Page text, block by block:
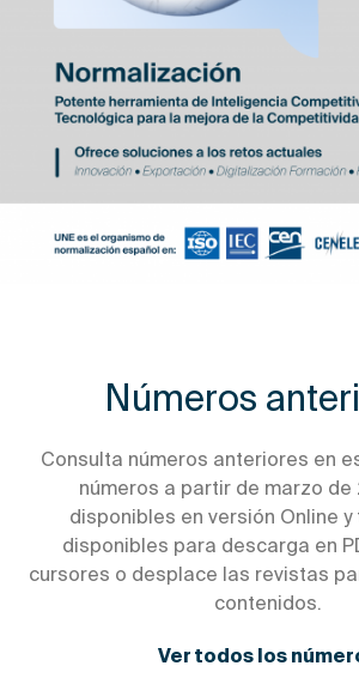
Números
Consulta números anteriores en
números a partir de marzo de
disponibles en versión Online
disponibles para descarga en
cursores o desplace las revistas
contenidos.
Ver todos los